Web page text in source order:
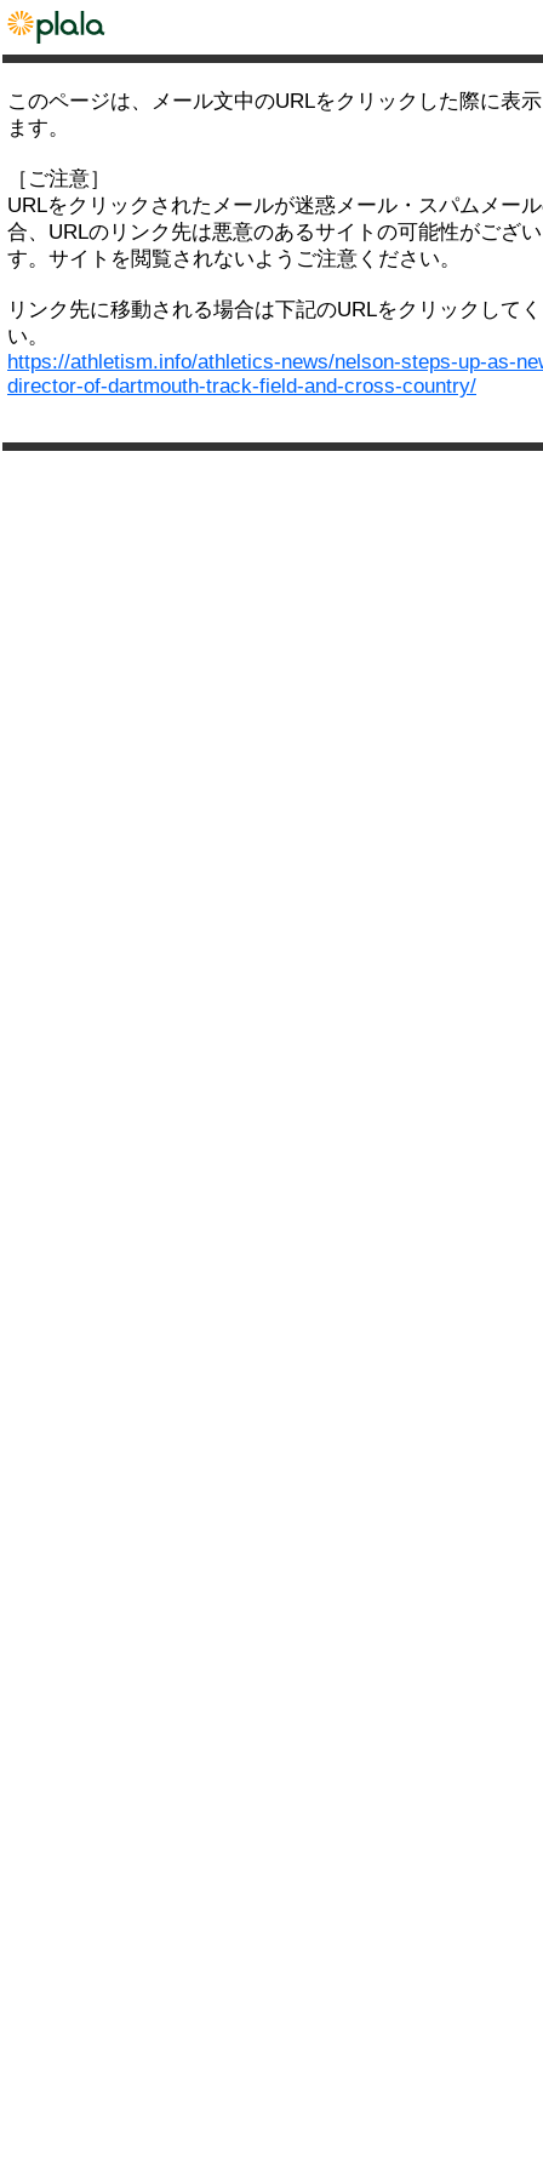
このページは、メール文中のURLをクリックした際に表
ます。
［ご注意］
URLをクリックされたメールが迷惑メール・スパムメー
合、URLのリンク先は悪意のあるサイトの可能性がござ
す。サイトを閲覧されないようご注意ください。
リンク先に移動される場合は下記のURLをクリックして
い。
https://athletism.info/athletics-news/nelson-steps-up-as-
director-of-dartmouth-track-field-and-cross-country/